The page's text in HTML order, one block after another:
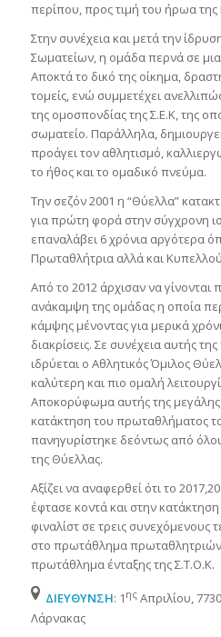
περίπου, προς τιμή του ήρωα
Στην συνέχεια και μετά την
Σωματείων, η ομάδα περνά σε
Αποκτά το δικό της οίκημα,
τομείς, ενώ συμμετέχει
της ομοσπονδίας της Σ.Ε.Κ, της
σωματείο. Παράλληλα,
προάγει τον αθλητισμό,
το ήθος και το ομαδικό πνεύμα.
Την σεζόν 2001 η “Θύελλα”
για πρώτη φορά στην σύγχρονη
επαναλάβει 6 χρόνια αργότερα
Πρωταθλήτρια αλλά και
Από το 2012 άρχισαν να γίνονται
ανάκαμψη της ομάδας η οποία
κάμψης μένοντας για μερικά
διακρίσεις. Σε συνέχεια αυτής
ιδρύεται ο Αθλητικός Όμιλος
καλύτερη και πιο ομαλή
Αποκορύφωμα αυτής της
κατάκτηση του πρωταθλήματος
πανηγυρίστηκε δεόντως από
της Θύελλας.
Αξίζει να αναφερθεί ότι το
έφτασε κοντά και στην
φιναλίστ σε τρεις συνεχόμενους
στο πρωτάθλημα
πρωτάθλημα ένταξης της Σ.Τ.Ο.Κ.
ΔΙΕΥΘΥΝΣΗ: 1 ης Απριλίου,
Λάρνακας